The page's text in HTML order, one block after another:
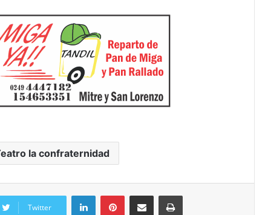
la confraternidad
Twitter